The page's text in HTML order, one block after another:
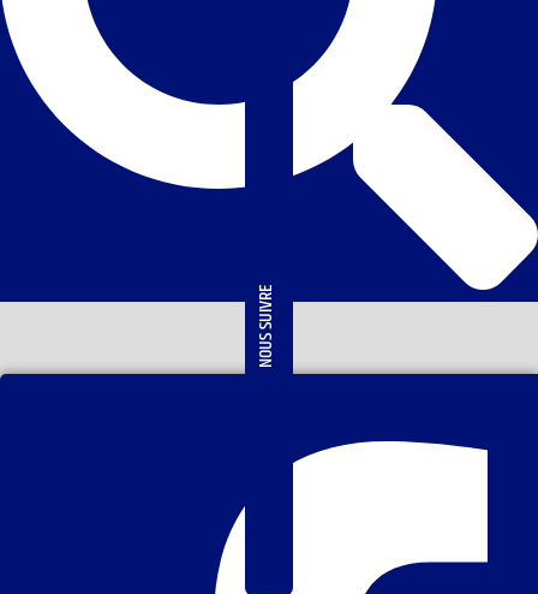
NOUS SUIVRE